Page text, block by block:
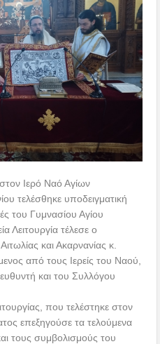
Ιερό Ναό Αγίων
τελέσθηκε υποδειγματική
του Γυμνασίου Αγίου
Λειτουργία τέλεσε ο
και Ακαρνανίας κ.
από τους Ιερείς του Ναού,
και του Συλλόγου
που τελέστηκε στον
επεξηγούσε τα τελούμενα
τους συμβολισμούς του